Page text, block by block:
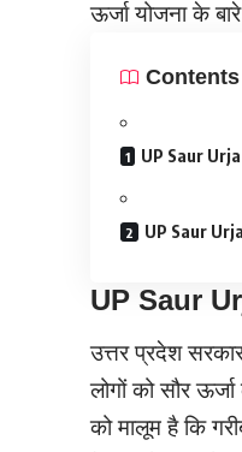
ऊर्जा योजना के
Contents
UP Saur
UP Saur
UP Saur
उत्तर प्रदेश
लोगों को सौर
को मालूम है कि